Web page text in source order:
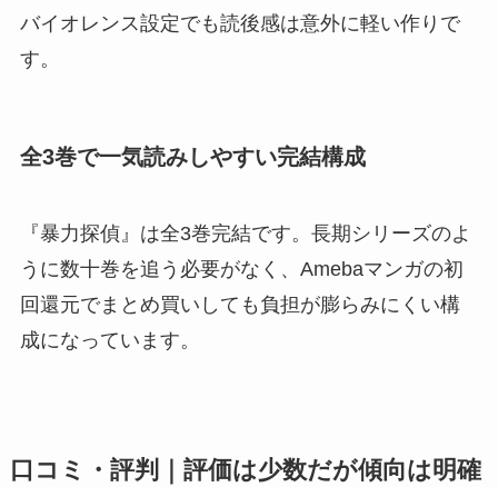
バイオレンス設定でも読後感は意外に軽い作りで
す。
全3巻で一気読みしやすい完結構成
『暴力探偵』は全3巻完結です。長期シリーズのよ
うに数十巻を追う必要がなく、Amebaマンガの初
回還元でまとめ買いしても負担が膨らみにくい構
成になっています。
口コミ・評判｜評価は少数だが傾向は明確